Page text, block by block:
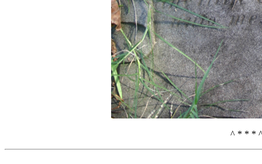
^ * * *